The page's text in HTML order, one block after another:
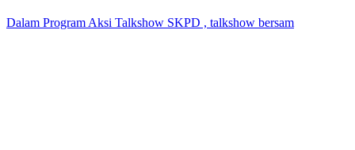
Dalam Program Aksi Talkshow SKPD , talkshow bersam